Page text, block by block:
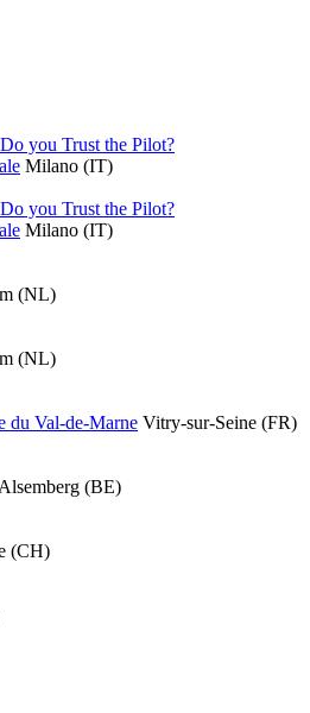
you Trust the Pilot?
Milano (IT)
you Trust the Pilot?
Milano (IT)
(NL)
(NL)
du Val-de-Marne Vitry-sur-Seine (FR)
Alsemberg (BE)
(CH)